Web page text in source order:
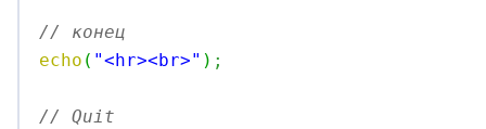
// конец
echo ( "<hr><br>" ) ;
// Quit